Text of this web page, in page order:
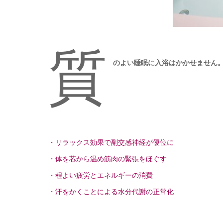
質 のよい睡眠に入浴はかかせません
・リラックス効果で副交感神経が優位に
・体を芯から温め筋肉の緊張をほぐす
・程よい疲労とエネルギーの消費
・汗をかくことによる水分代謝の正常化